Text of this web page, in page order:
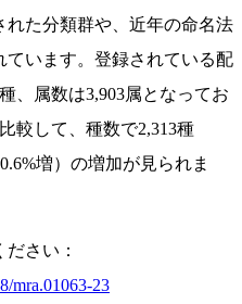
れた分類群や、近年の命名法
います。登録されている配
、属数は3,903属となってお
較して、種数で2,313種
増）の増加が見られま
さい：
mra.01063-23